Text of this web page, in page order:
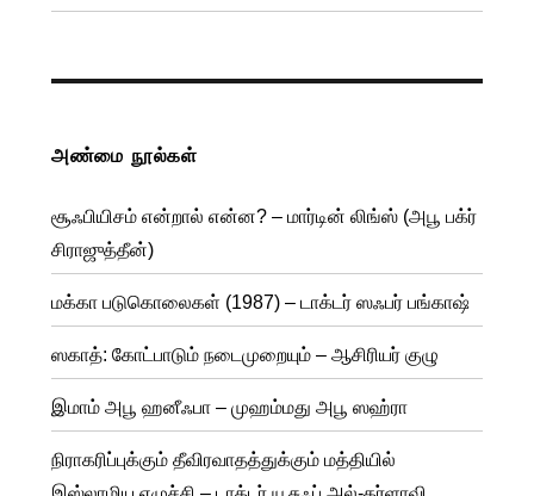
அண்மை நூல்கள்
சூஃபியிசம் என்றால் என்ன? – மார்டின் லிங்ஸ் (அபூ பக்ர்
சிராஜுத்தீன்)
மக்கா படுகொலைகள் (1987) – டாக்டர் ஸஃபர் பங்காஷ்
ஸகாத்: கோட்பாடும் நடைமுறையும் – ஆசிரியர் குழு
இமாம் அபூ ஹனீஃபா – முஹம்மது அபூ ஸஹ்ரா
நிராகரிப்புக்கும் தீவிரவாதத்துக்கும் மத்தியில்